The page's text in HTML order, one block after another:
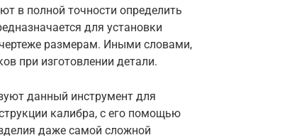
в полной точности определить
для установки
размерам. Иными словами,
при изготовлении детали.
данный инструмент для
калибра, с его помощью
даже самой сложной